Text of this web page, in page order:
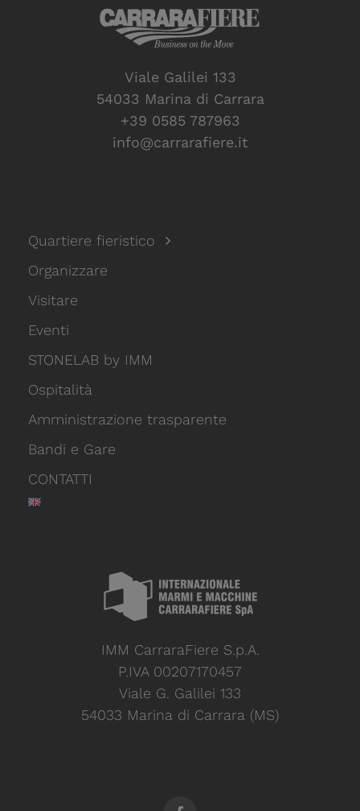
Viale Galilei 133
54033 Marina di Carrara
+39 0585 787963
info@carrarafiere.it
Quartiere fieristico
Organizzare
Visitare
Eventi
STONELAB by IMM
Ospitalità
Amministrazione trasparente
Bandi e Gare
CONTATTI
IMM CarraraFiere S.p.A.
P.IVA 00207170457
Viale G. Galilei 133
54033 Marina di Carrara (MS)